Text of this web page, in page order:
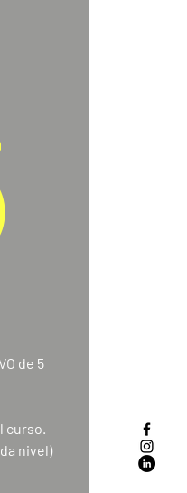
de 5
curso.
nivel)